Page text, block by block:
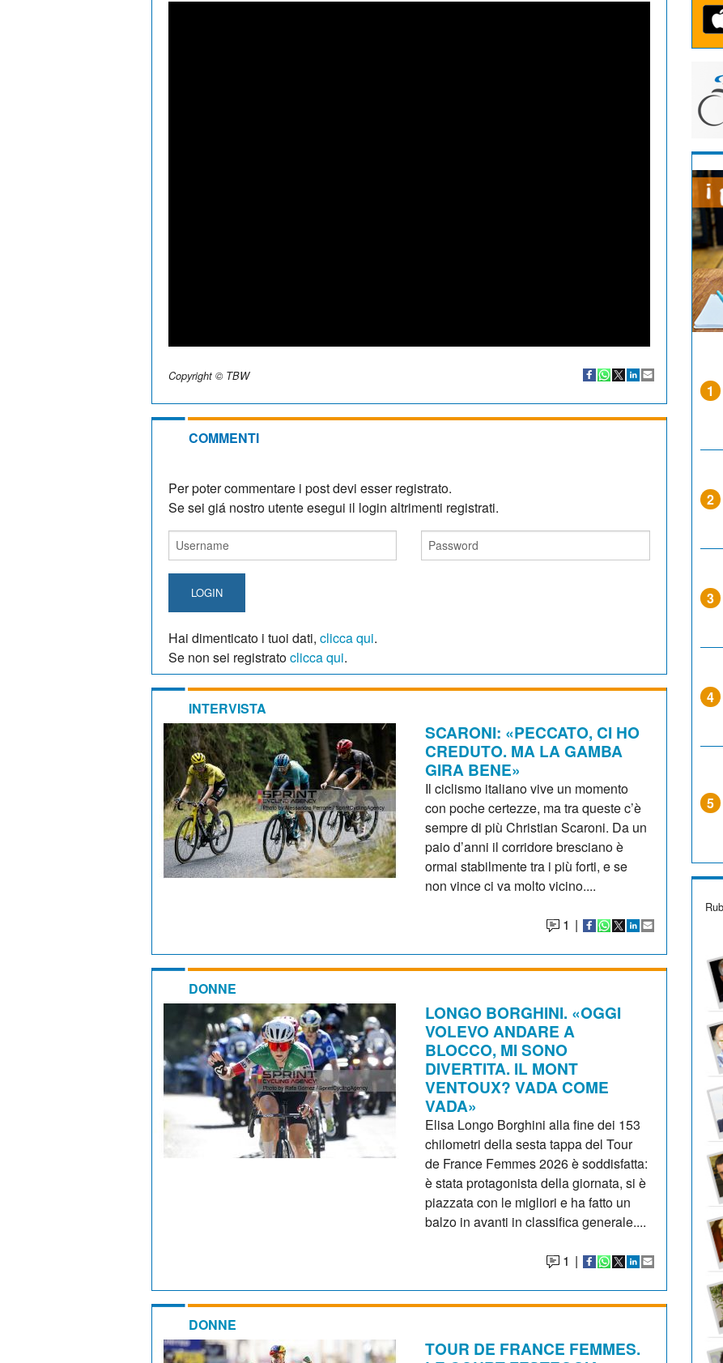
Copyright © TBW
COMMENTI
Per poter commentare i post devi esser registrato.
Se sei giá nostro utente esegui il login altrimenti registrati.
LOGIN
Hai dimenticato i tuoi dati, clicca qui.
Se non sei registratoclicca qui.
INTERVISTA
SCARONI: «PECCATO, CI HO
CREDUTO. MA LA GAMBA
GIRA BENE»
Il ciclismo italiano vive un momento
con poche certezze, ma tra queste c’è
sempre di più Christian Scaroni. Da un
paio d’anni il corridore bresciano è
ormai stabilmente tra i più forti, e se
non vince ci va molto vicino....
1 |
DONNE
LONGO BORGHINI. «OGGI
VOLEVO ANDARE A
BLOCCO, MI SONO
DIVERTITA. IL MONT
VENTOUX? VADA COME
VADA»
Elisa Longo Borghini alla fine dei 153
chilometri della sesta tappa del Tour
de France Femmes 2026 è soddisfatta:
è stata protagonista della giornata, si è
piazzata con le migliori e ha fatto un
balzo in avanti in classifica generale....
1 |
DONNE
TOUR DE FRANCE FEMMES.
1
2
3
4
5